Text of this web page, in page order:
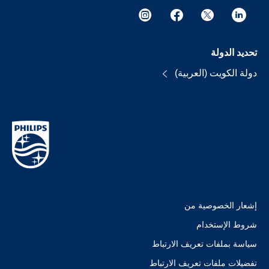
تحديد الدولة
دولة الكويت (العربية)
إشعار الخصوصية من
شروط الإستخدام
سياسة بملفات تعريف الارتباط
تفضيلات ملفات تعريف الارتباط